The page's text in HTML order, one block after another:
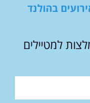
בהולנד
למטיילים